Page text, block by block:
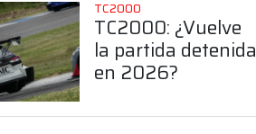
TC2000
TC2000: ¿Vuelve
la partida detenida
en 2026?